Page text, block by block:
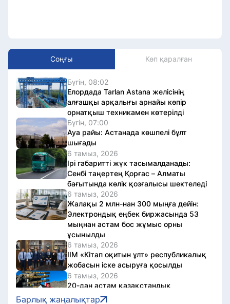
Соңғы Көп қаралған
Бүгін, 08:02
Елордада Tarlan Astana желісінің
алғашқы арқалығы арнайы көпір
орнатқыш техникамен көтерілді
Бүгін, 07:00
Ауа райы: Астанада көшпелі бұлт
шығады
6 тамыз, 2026
Ірі габаритті жүк тасымалданады:
Сенбі таңертең Қорғас – Алматы
бағытында көлік қозғалысы шектеледі
6 тамыз, 2026
Жалақы 2 млн-нан 300 мыңға дейін:
Электрондық еңбек биржасында 53
мыңнан астам бос жұмыс орны
ұсынылды
6 тамыз, 2026
ІІМ «Кітап оқитын ұлт» республикалық
жобасын іске асыруға қосылды
6 тамыз, 2026
20-дан астам қазақстандық
Африканың ең биік нүктесі –
Барлық жаңалықтар